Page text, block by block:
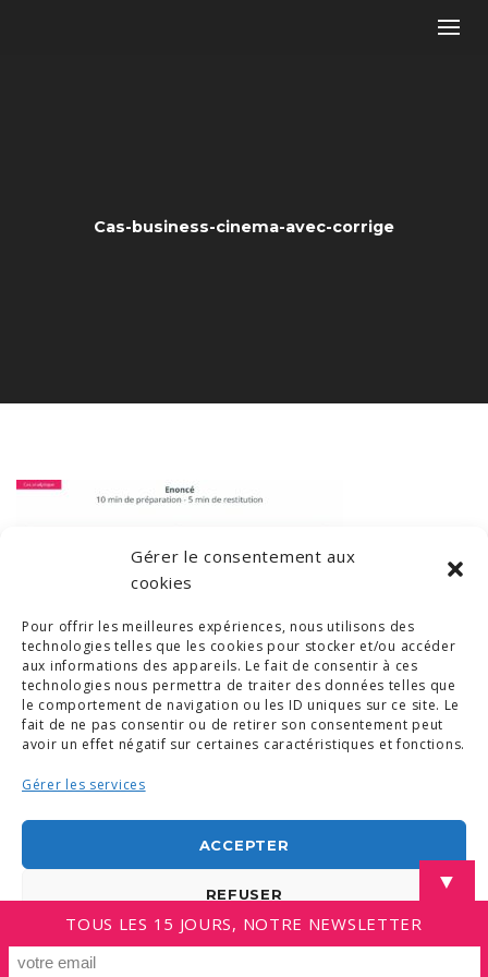
Gérer le consentement aux
cookies
Pour offrir les meilleures expériences, nous utilisons des
technologies telles que les cookies pour stocker et/ou accéder
aux informations des appareils. Le fait de consentir à ces
technologies nous permettra de traiter des données telles que
le comportement de navigation ou les ID uniques sur ce site. Le
fait de ne pas consentir ou de retirer son consentement peut
avoir un effet négatif sur certaines caractéristiques et fonctions.
Gérer les services
ACCEPTER
REFUSER
VOIR LES PRÉFÉRENCES
Cas-business-cinema-avec-corrige
© COPYRIGHT 2019. DEMAIN -
-CONDITIONS GÉNÉRALES
▼
TOUS LES 15 JOURS, NOTRE NEWSLETTER